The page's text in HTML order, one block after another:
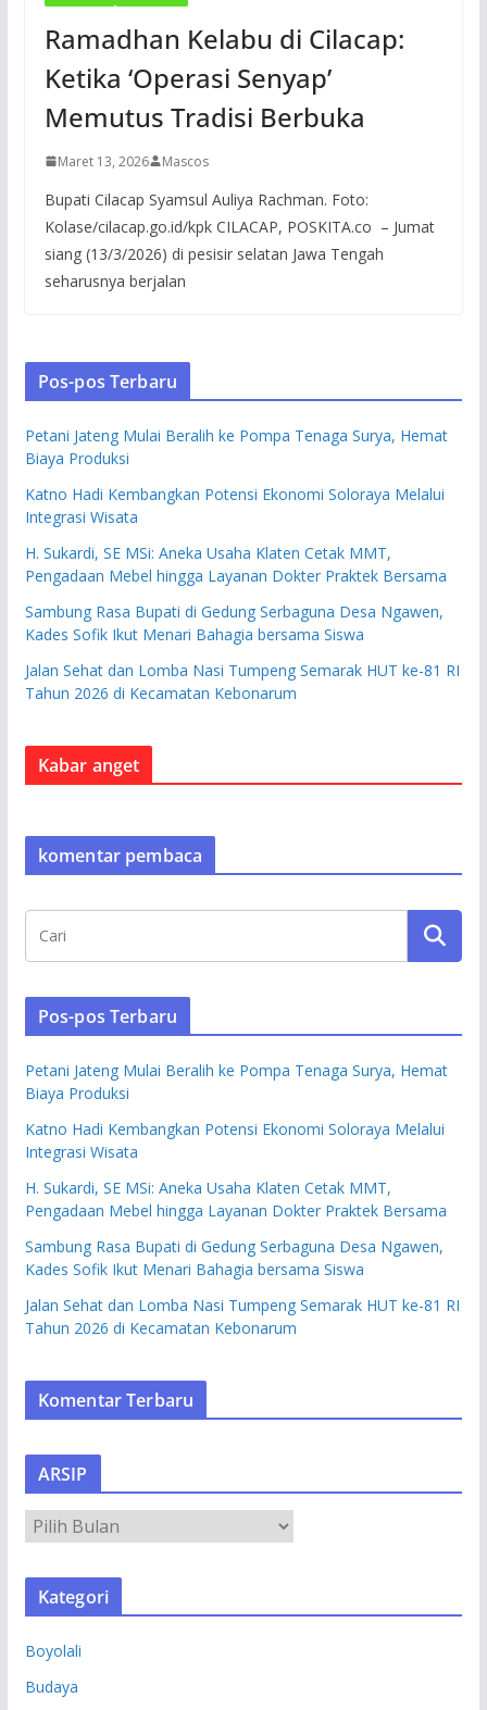
Ramadhan Kelabu di Cilacap:
Ketika ‘Operasi Senyap’
Memutus Tradisi Berbuka
Maret 13, 2026 Mascos
Bupati Cilacap Syamsul Auliya Rachman. Foto:
Kolase/cilacap.go.id/kpk CILACAP, POSKITA.co – Jumat
siang (13/3/2026) di pesisir selatan Jawa Tengah
seharusnya berjalan
Pos-pos Terbaru
Petani Jateng Mulai Beralih ke Pompa Tenaga Surya, Hemat
Biaya Produksi
Katno Hadi Kembangkan Potensi Ekonomi Soloraya Melalui
Integrasi Wisata
H. Sukardi, SE MSi: Aneka Usaha Klaten Cetak MMT,
Pengadaan Mebel hingga Layanan Dokter Praktek Bersama
Sambung Rasa Bupati di Gedung Serbaguna Desa Ngawen,
Kades Sofik Ikut Menari Bahagia bersama Siswa
Jalan Sehat dan Lomba Nasi Tumpeng Semarak HUT ke-81 RI
Tahun 2026 di Kecamatan Kebonarum
Kabar anget
komentar pembaca
Pos-pos Terbaru
Petani Jateng Mulai Beralih ke Pompa Tenaga Surya, Hemat
Biaya Produksi
Katno Hadi Kembangkan Potensi Ekonomi Soloraya Melalui
Integrasi Wisata
H. Sukardi, SE MSi: Aneka Usaha Klaten Cetak MMT,
Pengadaan Mebel hingga Layanan Dokter Praktek Bersama
Sambung Rasa Bupati di Gedung Serbaguna Desa Ngawen,
Kades Sofik Ikut Menari Bahagia bersama Siswa
Jalan Sehat dan Lomba Nasi Tumpeng Semarak HUT ke-81 RI
Tahun 2026 di Kecamatan Kebonarum
Komentar Terbaru
ARSIP
R
S
Kategori
Boyolali
Budaya